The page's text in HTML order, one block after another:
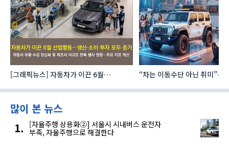
[그래픽뉴스] 자동차가 이끈 6월
“차는 이동수단 아닌 취미”…
많이 본 뉴스
[자율주행 상용화②] 서울시 시내버스 운전자
부족, 자율주행으로 해결한다